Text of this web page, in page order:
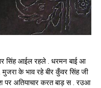
सिंह आईल रहले . धरमन बाई आ
के भाव रहे बीर कुँवर सिंह जी
पर अतियाचार करत बाड़ स . रउआ